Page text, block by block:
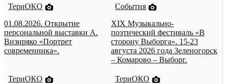
ТериОКО
01.08.2026. Открытие
персональной выставки А.
Визиряко «Портрет
современника».
События
XIX Музыкально-
поэтический фестиваль «В
сторону Выборга». 15-23
августа 2026 года Зеленогорск
– Комарово – Выборг.
ТериОКО
ТериОКО